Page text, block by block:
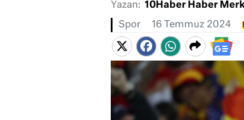
Yazan: 10Haber Haber
Spor 16 Temmuz 2024